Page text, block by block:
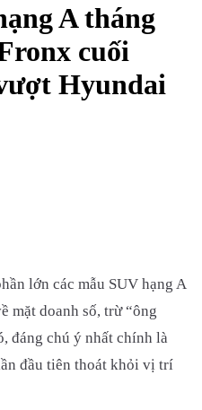
A tháng
cuối
Hyundai
lớn các mẫu SUV hạng A
mặt doanh số, trừ “ông
đáng chú ý nhất chính là
đầu tiên thoát khỏi vị trí